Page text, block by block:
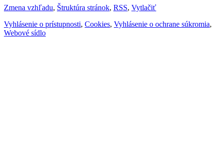
Zmena vzhľadu, Štruktúra stránok, RSS, Vytlačiť
Vyhlásenie o prístupnosti, Cookies, Vyhlásenie o ochrane súkromia,
Webové sídlo